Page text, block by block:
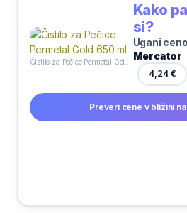
Kako
si?
Ugani
Mercator
4,24 €
Preveri cene v bližini